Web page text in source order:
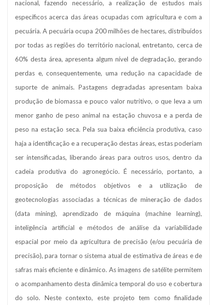
nacional, fazendo necessário, a realização de estudos mais
específicos acerca das áreas ocupadas com agricultura e com a
pecuária. A pecuária ocupa 200 milhões de hectares, distribuídos
por todas as regiões do território nacional, entretanto, cerca de
60% desta área, apresenta algum nível de degradação, gerando
perdas e, consequentemente, uma redução na capacidade de
suporte de animais. Pastagens degradadas apresentam baixa
produção de biomassa e pouco valor nutritivo, o que leva a um
menor ganho de peso animal na estação chuvosa e a perda de
peso na estação seca. Pela sua baixa eficiência produtiva, caso
haja a identificação e a recuperação destas áreas, estas poderiam
ser intensificadas, liberando áreas para outros usos, dentro da
cadeia produtiva do agronegócio. É necessário, portanto, a
proposição de métodos objetivos e a utilização de
geotecnologias associadas a técnicas de mineração de dados
(data mining), aprendizado de máquina (machine learning),
inteligência artificial e métodos de análise da variabilidade
espacial por meio da agricultura de precisão (e/ou pecuária de
precisão), para tornar o sistema atual de estimativa de áreas e de
safras mais eficiente e dinâmico. As imagens de satélite permitem
o acompanhamento desta dinâmica temporal do uso e cobertura
do solo. Neste contexto, este projeto tem como finalidade